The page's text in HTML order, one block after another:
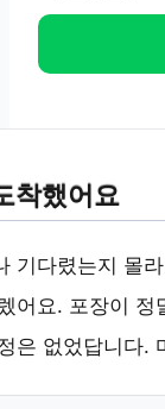
착했어요
기다렸는지 몰
어요. 포장이
은 없었답니다.